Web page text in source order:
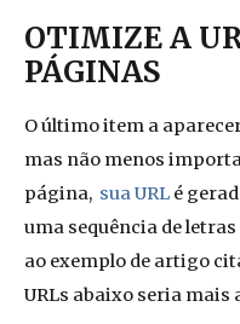
OTIMIZE A
PÁGINAS
O último item a
mas não menos
página, sua URL é
uma sequência de
ao exemplo de artigo
URLs abaixo seria mais